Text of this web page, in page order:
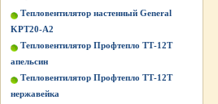
Тепловентилятор настенный General
KPT20-A2
Тепловентилятор Профтепло ТТ-12Т
апельсин
Тепловентилятор Профтепло ТТ-12Т
нержавейка